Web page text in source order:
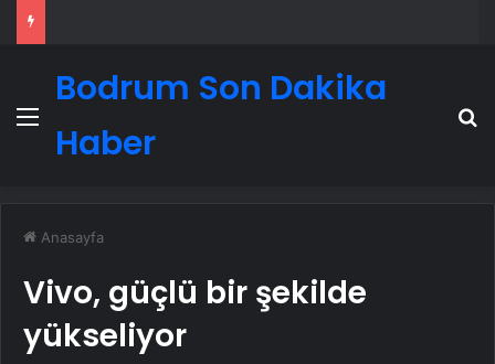
Menü
Bodrum Son Dakika
Haber
Anasayfa
Vivo, güçlü bir şekilde
yükseliyor